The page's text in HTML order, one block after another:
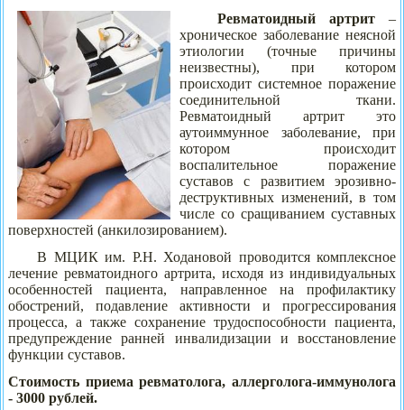
Ревматоидный артрит –
хроническое заболевание неясной
этиологии (точные причины
неизвестны), при котором
происходит системное поражение
соединительной ткани.
Ревматоидный артрит это
аутоиммунное заболевание, при
котором происходит
воспалительное поражение
суставов с развитием эрозивно-
деструктивных изменений, в том
числе со сращиванием суставных
поверхностей (анкилозированием).
В МЦИК им. Р.Н. Ходановой проводится комплексное
лечение ревматоидного артрита, исходя из индивидуальных
особенностей пациента, направленное на профилактику
обострений, подавление активности и прогрессирования
процесса, а также сохранение трудоспособности пациента,
предупреждение ранней инвалидизации и восстановление
функции суставов.
Стоимость приема ревматолога, аллерголога-иммунолога
- 3000 рублей.